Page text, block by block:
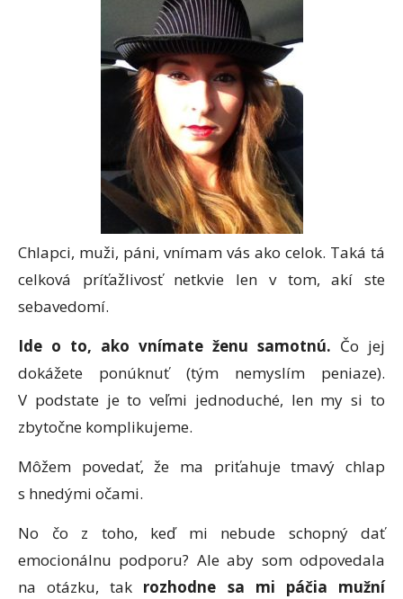
Chlapci, muži, páni, vnímam vás ako celok. Taká tá
celková príťažlivosť netkvie len v tom, akí ste
sebavedomí.
Ide o to, ako vnímate ženu samotnú. Čo jej
dokážete ponúknuť (tým nemyslím peniaze).
V podstate je to veľmi jednoduché, len my si to
zbytočne komplikujeme.
Môžem povedať, že ma priťahuje tmavý chlap
s hnedými očami.
No čo z toho, keď mi nebude schopný dať
emocionálnu podporu? Ale aby som odpovedala
na otázku, tak rozhodne sa mi páčia mužní